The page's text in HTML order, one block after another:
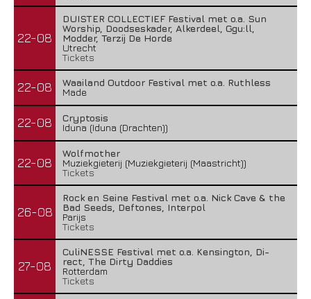
22-08
DUISTER COLLECTIEF Festival met o.a. Sun
Worship, Doodseskader, Alkerdeel, Ggu:ll,
Modder, Terzij De Horde
Utrecht
Tickets
22-08
Waailand Outdoor Festival met o.a. Ruthless
Made
22-08
Cryptosis
Iduna (Iduna (Drachten))
22-08
Wolfmother
Muziekgieterij (Muziekgieterij (Maastricht))
Tickets
26-08
Rock en Seine Festival met o.a. Nick Cave & the
Bad Seeds, Deftones, Interpol
Parijs
Tickets
27-08
CuliNESSE Festival met o.a. Kensington, Di-
rect, The Dirty Daddies
Rotterdam
Tickets